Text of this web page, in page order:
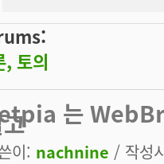
, 토의
는
이: nachnine / 작성